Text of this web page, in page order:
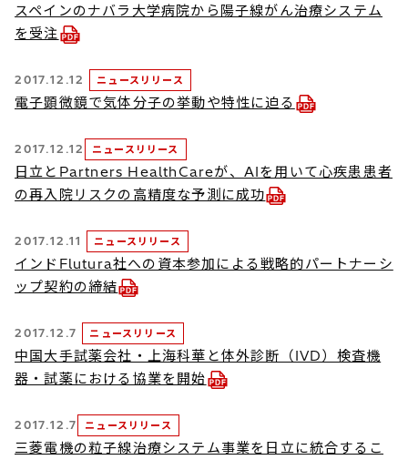
スペインのナバラ大学病院から陽子線がん治療システム
を受注
2017.12.12 ニュースリリース
電子顕微鏡で気体分子の挙動や特性に迫る
2017.12.12 ニュースリリース
日立とPartners HealthCareが、AIを用いて心疾患患者
の再入院リスクの高精度な予測に成功
2017.12.11 ニュースリリース
インドFlutura社への資本参加による戦略的パートナーシ
ップ契約の締結
2017.12.7 ニュースリリース
中国大手試薬会社・上海科華と体外診断（IVD）検査機
器・試薬における協業を開始
2017.12.7 ニュースリリース
三菱電機の粒子線治療システム事業を日立に統合するこ